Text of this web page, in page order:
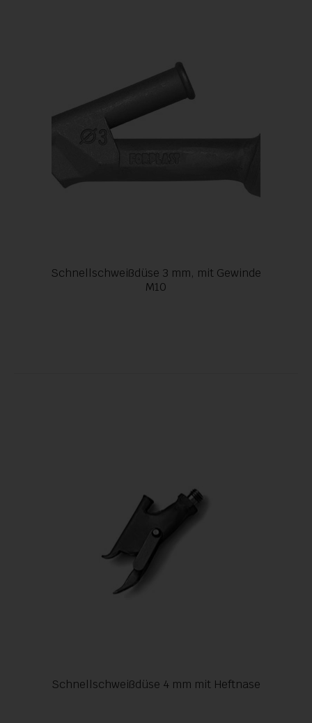
Schnellschweißdüse 3 mm, mit Gewinde
M10
Schnellschweißdüse 4 mm mit Heftnase